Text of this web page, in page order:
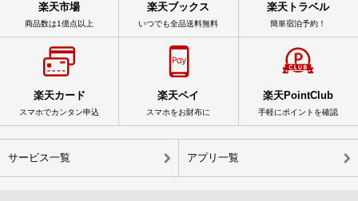
楽天市場
商品数は1億点以上
楽天ブックス
いつでも全品送料無料
楽天トラベル
簡単宿泊予約！
楽天カード
スマホでカンタン申込
楽天ペイ
スマホをお財布に
楽天PointClub
手軽にポイントを確認
サービス一覧 アプリ一覧